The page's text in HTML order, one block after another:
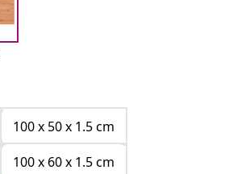
100 x 50 x 1.5 cm
100 x 60 x 1.5 cm